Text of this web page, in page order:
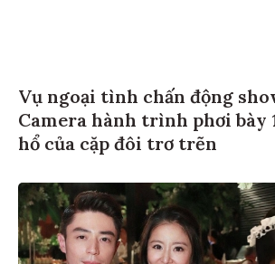
Vụ ngoại tình chấn động
Camera hành trình phơi bày
hổ của cặp đôi trơ trẽn